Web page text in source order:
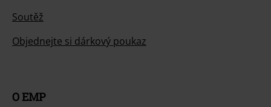
Soutěž
Objednejte si dárkový poukaz
O EMP